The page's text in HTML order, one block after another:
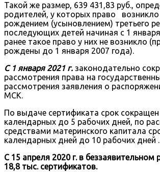
Такой же размер, 639 431,83 руб.,
родителей, у которых право
рождением (усыновлением) третьего
последующих детей начиная с 1 января
ранее такое право у них не возникло
рождены до 1 января 2007 года).
С 1 января 2021 г. законодательно
рассмотрения права на
рассмотрения заявления о
МСК.
По выдаче сертификата срок сокращен
календарных до 5 рабочих дней, по
средствами материнского капитала
календарных дней до 10 рабочих дней .
С 15 апреля 2020 г. в
18,8 тыс. сертификатов.